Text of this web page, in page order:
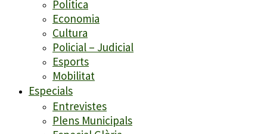
Política
Economia
Cultura
Policial – Judicial
Esports
Mobilitat
Especials
Entrevistes
Plens Municipals